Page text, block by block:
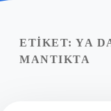
Yasal Uyarı
ETIKET: YA
MANTIKTA